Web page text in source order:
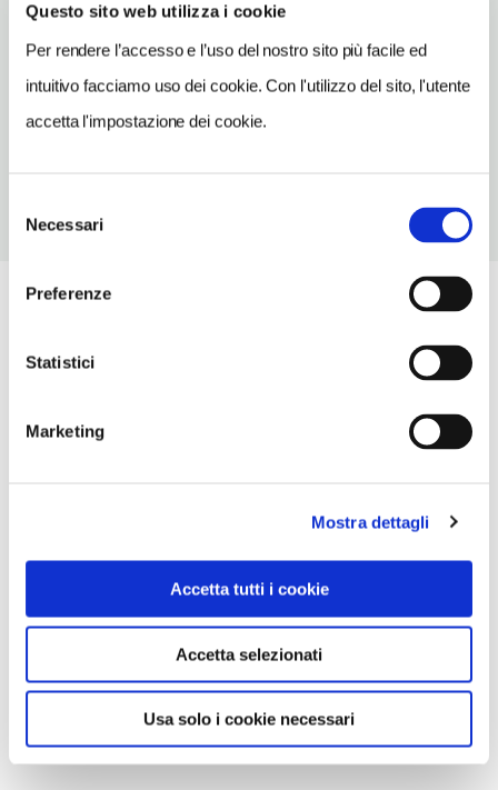
Questo sito web utilizza i cookie
Per rendere l’accesso e l’uso del nostro sito più facile ed
intuitivo facciamo uso dei cookie. Con l'utilizzo del sito, l'utente
accetta l'impostazione dei cookie.
delNecessari
Preferenze
Statistici
Marketing
Mostra dettagli
Accetta tutti i cookie
Accetta selezionati
Usa solo i cookie necessari
0115170075
Porta Nuova